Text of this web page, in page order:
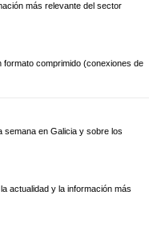
más relevante del sector
formato comprimido (conexiones de
semana en Galicia y sobre los
actualidad y la información más